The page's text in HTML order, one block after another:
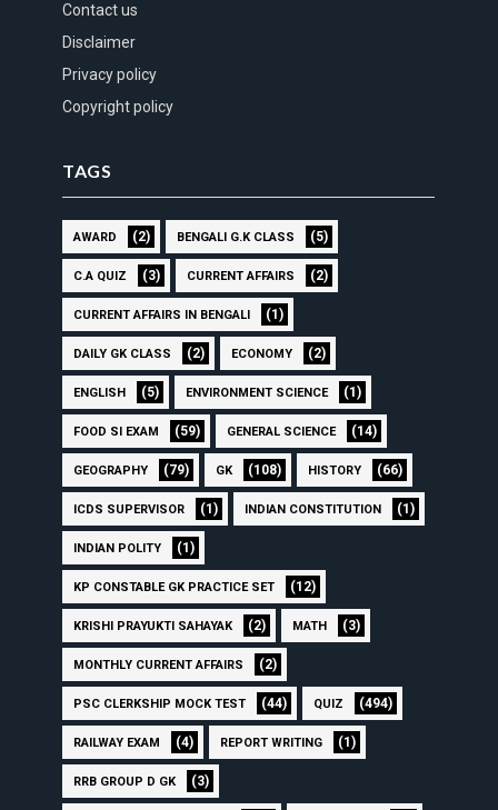
Contact us
Disclaimer
Privacy policy
Copyright policy
TAGS
AWARD (2) BENGALI G.K CLASS (5)
C.A QUIZ (3) CURRENT AFFAIRS (2)
CURRENT AFFAIRS IN BENGALI (1)
DAILY GK CLASS (2) ECONOMY (2)
ENGLISH (5) ENVIRONMENT SCIENCE (1)
FOOD SI EXAM (59) GENERAL SCIENCE (14)
GEOGRAPHY (79) GK (108) HISTORY (66)
ICDS SUPERVISOR (1) INDIAN CONSTITUTION (1)
INDIAN POLITY (1)
KP CONSTABLE GK PRACTICE SET (12)
KRISHI PRAYUKTI SAHAYAK (2) MATH (3)
MONTHLY CURRENT AFFAIRS (2)
PSC CLERKSHIP MOCK TEST (44) QUIZ (494)
RAILWAY EXAM (4) REPORT WRITING (1)
RRB GROUP D GK (3)